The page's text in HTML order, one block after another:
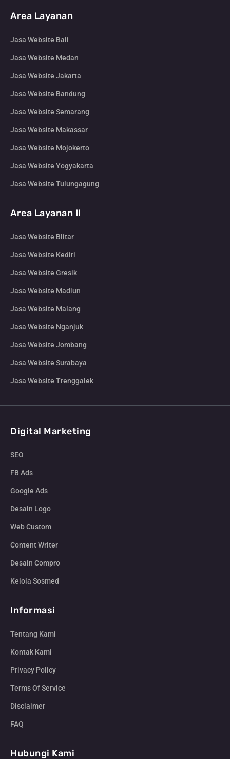
Area Layanan
Jasa Website Bali
Jasa Website Medan
Jasa Website Jakarta
Jasa Website Bandung
Jasa Website Semarang
Jasa Website Makassar
Jasa Website Mojokerto
Jasa Website Yogyakarta
Jasa Website Tulungagung
Area Layanan II
Jasa Website Blitar
Jasa Website Kediri
Jasa Website Gresik
Jasa Website Madiun
Jasa Website Malang
Jasa Website Nganjuk
Jasa Website Jombang
Jasa Website Surabaya
Jasa Website Trenggalek
Digital Marketing
SEO
FB Ads
Google Ads
Desain Logo
Web Custom
Content Writer
Desain Compro
Kelola Sosmed
Informasi
Tentang Kami
Kontak Kami
Privacy Policy
Terms Of Service
Disclaimer
FAQ
Hubungi Kami